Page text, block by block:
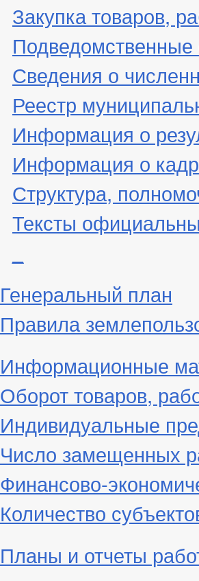
Закупка товаров,
Подведомственные
Сведения о
Реестр
Информация о
Информация о
Структура,
Тексты
Генеральный план
Правила
Информационные
Оборот товаров,
Индивидуальные
Число замещенных
Финансово-
Количество
Планы и отчеты